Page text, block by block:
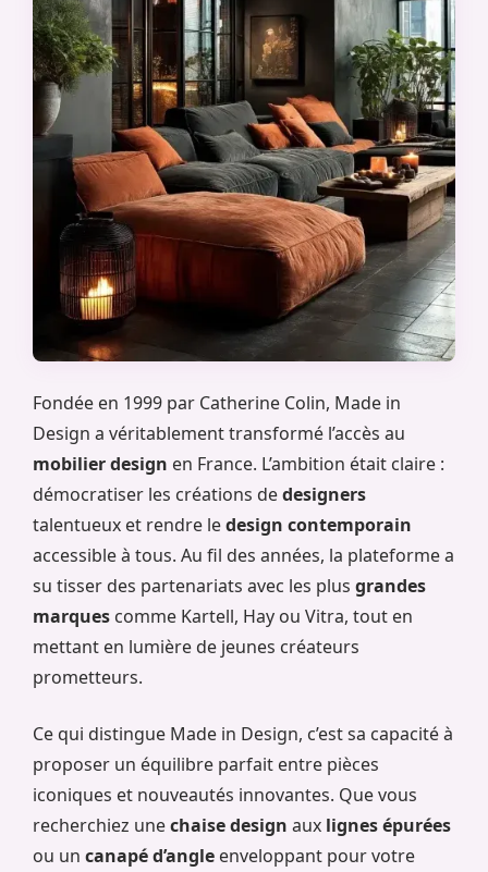
Fondée en 1999 par Catherine Colin, Made in
Design a véritablement transformé l’accès au
mobilier design en France. L’ambition était claire :
démocratiser les créations dedesigners
talentueux et rendre ledesign contemporain
accessible à tous. Au fil des années, la plateforme a
su tisser des partenariats avec les plus grandes
marques comme Kartell, Hay ou Vitra, tout en
mettant en lumière de jeunes créateurs
prometteurs.
Ce qui distingue Made in Design, c’est sa capacité à
proposer un équilibre parfait entre pièces
iconiques et nouveautés innovantes. Que vous
recherchiez unechaise design aux lignes épurées
ou un canapé d’angle enveloppant pour votre